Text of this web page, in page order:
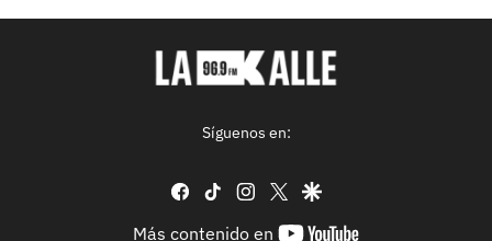
Síguenos en:
facebook
tiktok instagram
twittergoogle
Más contenido en
youtube-